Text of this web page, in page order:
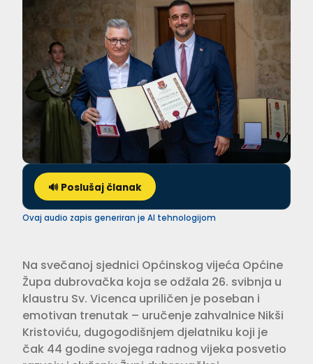
🔊 Poslušaj članak
Ovaj audio zapis generiran je AI tehnologijom
Na svečanoj sjednici Općinskog vijeća Općine
Župa dubrovačka koja se odžala 26. svibnja u
klaustru Sv. Vicenca upriličen je poseban i
emotivan trenutak – uručenje zahvalnice Nikši
Kristoviću, dugogodišnjem djelatniku koji je
čak 44 godine svojega radnog vijeka posvetio